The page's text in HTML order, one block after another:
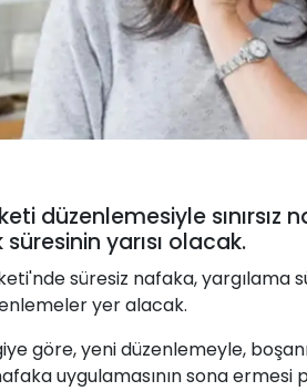
düzenlemesiyle
yarısı olacak.
süresiz nafaka,
yer alacak.
göre, yeni düzenlemeyle,
uygulamasının sona ermesi